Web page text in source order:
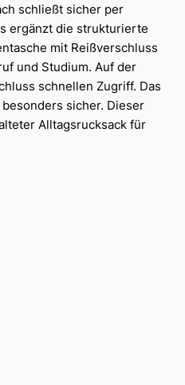
schließt sicher per
ergänzt die strukturierte
mit Reißverschluss
und Studium. Auf der
schnellen Zugriff. Das
sicher. Dieser
Alltagsrucksack für